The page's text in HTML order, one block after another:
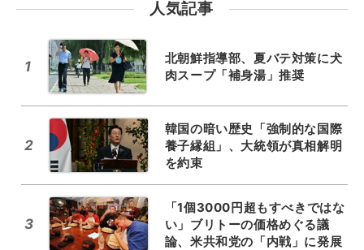
人気記事
1
北朝鮮指導部、夏バテ対策に犬
肉スープ「補身湯」推奨
2
韓国の暗い歴史「強制的な国際
養子縁組」、大統領が真相解明
を約束
3
「1個3000円超もすべきではな
い」ブリトーの価格めぐる議
論、米共和党の「内戦」に発展